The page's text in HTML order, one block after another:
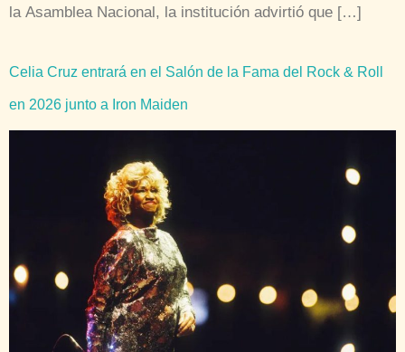
la Asamblea Nacional, la institución advirtió que […]
Celia Cruz entrará en el Salón de la Fama del Rock & Roll
en 2026 junto a Iron Maiden